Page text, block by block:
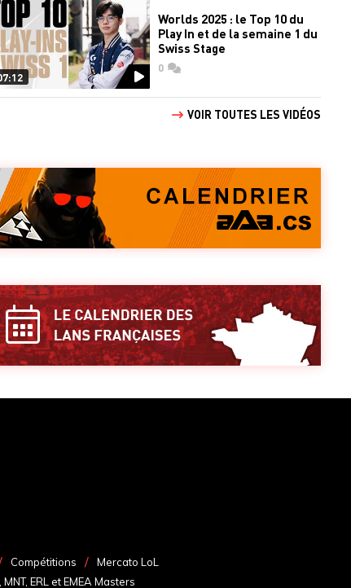
Worlds 2025 : le Top 10 du
Play In et de la semaine 1 du
Swiss Stage
0commentaires
VOIR TOUTES LES VIDÉOS
Compétitions
Mercato LoL
MNT, ERL et EMEA Masters